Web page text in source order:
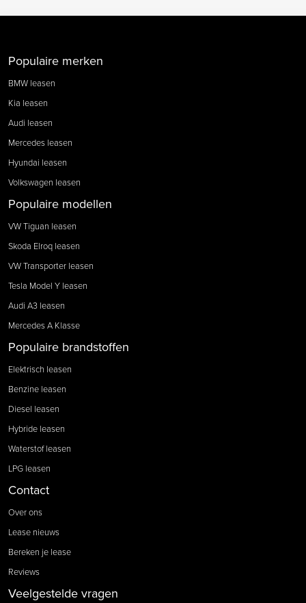
Populaire merken
BMW leasen
Kia leasen
Audi leasen
Mercedes leasen
Hyundai leasen
Volkswagen leasen
Populaire modellen
VW Tiguan leasen
Skoda Elroq leasen
VW Transporter leasen
Tesla Model Y leasen
Audi A3 leasen
Mercedes A Klasse
Populaire brandstoffen
Elektrisch leasen
Benzine leasen
Diesel leasen
Hybride leasen
Waterstof leasen
LPG leasen
Contact
Over ons
Lease nieuws
Bereken je lease
Reviews
Veelgestelde vragen